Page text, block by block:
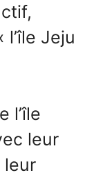
Jeju
l’île
leur
leur